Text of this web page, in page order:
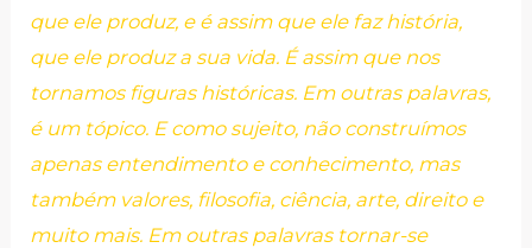
que ele produz, e é assim que ele faz história,
que ele produz a sua vida. É assim que nos
tornamos figuras históricas. Em outras palavras,
é um tópico. E como sujeito, não construímos
apenas entendimento e conhecimento, mas
também valores, filosofia, ciência, arte, direito e
muito mais. Em outras palavras tornar-se